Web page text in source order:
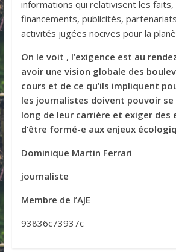
informations qui relativisent les faits,
financements, publicités,
activités jugées nocives pour la
On le voit , l’exigence est au
avoir une vision globale des
cours et de ce qu’ils impliquent
les journalistes doivent pouvoir
long de leur carrière et exiger des
d’être formé-e aux enjeux
Dominique Martin Ferrari
journaliste
Membre de l’AJE
93836c73937c